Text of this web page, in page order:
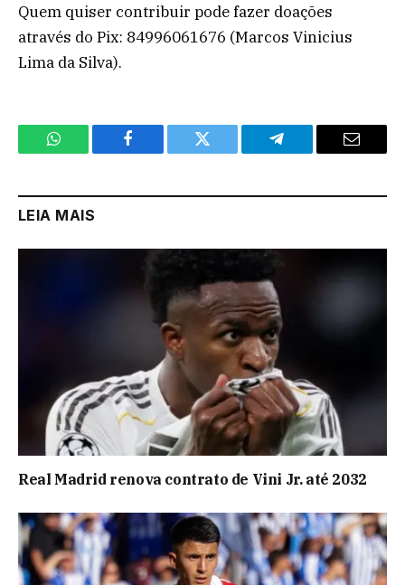
Quem quiser contribuir pode fazer doações
através do Pix: 84996061676 (Marcos Vinicius
Lima da Silva).
WhatsApp Facebook Twitter Telegram Email
LEIA MAIS
Real Madrid renova contrato de Vini Jr. até 2032